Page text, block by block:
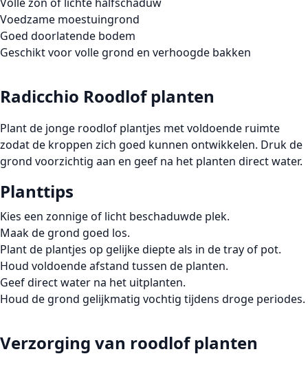
Voedzame moestuingrond
Goed doorlatende bodem
Geschikt voor volle grond en verhoogde bakken
Radicchio Roodlof planten
Plant de jonge roodlof plantjes met voldoende ruimte
zodat de kroppen zich goed kunnen ontwikkelen. Druk de
grond voorzichtig aan en geef na het planten direct water.
Planttips
Kies een zonnige of licht beschaduwde plek.
Maak de grond goed los.
Plant de plantjes op gelijke diepte als in de tray of pot.
Houd voldoende afstand tussen de planten.
Geef direct water na het uitplanten.
Houd de grond gelijkmatig vochtig tijdens droge periodes.
Verzorging van roodlof planten